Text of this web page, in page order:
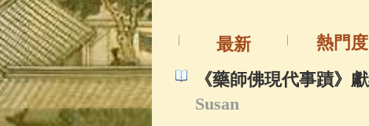
最新
熱門度
《藥師佛現代事蹟》
Susan